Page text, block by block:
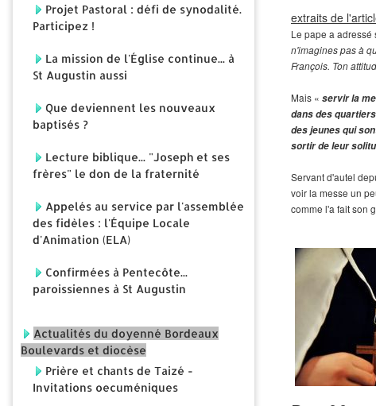
Projet Pastoral : défi de synodalité.
Participez !
La mission de l'Église continue... à
St Augustin aussi
Que deviennent les nouveaux
baptisés ?
Lecture biblique... "Joseph et ses
frères" le don de la fraternité
Appelés au service par l'assemblée
des fidèles : l'Équipe Locale
d'Animation (ELA)
Confirmées à Pentecôte...
paroissiennes à St Augustin
Actualités du doyenné Bordeaux
Boulevards et diocèse
Prière et chants de Taizé -
Invitations oecuméniques
extraits de
Le pape a adressé
n'imagines pas à
François. Ton
Mais « servir la
dans des
des jeunes qui
sortir de leur
Servant d'autel
voir la messe un
comme l'a fait son